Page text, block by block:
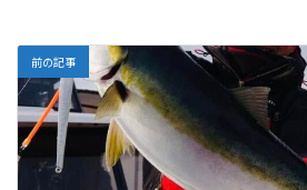
前の記事